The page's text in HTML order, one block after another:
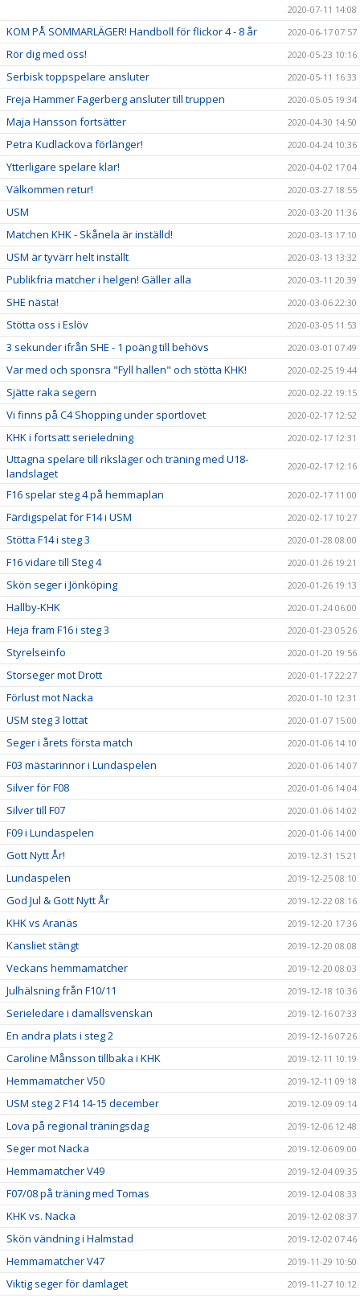
2020-07-11 14:08
KOM PÅ SOMMARLÄGER! Handboll för flickor 4 - 8 år 2020-06-17 07:57
Rör dig med oss! 2020-05-23 10:16
Serbisk toppspelare ansluter 2020-05-11 16:33
Freja Hammer Fagerberg ansluter till truppen 2020-05-05 19:34
Maja Hansson fortsätter 2020-04-30 14:50
Petra Kudlackova förlänger! 2020-04-24 10:36
Ytterligare spelare klar! 2020-04-02 17:04
Välkommen retur! 2020-03-27 18:55
USM 2020-03-20 11:36
Matchen KHK - Skånela är inställd! 2020-03-13 17:10
USM är tyvärr helt inställt 2020-03-13 13:32
Publikfria matcher i helgen! Gäller alla 2020-03-11 20:39
SHE nästa! 2020-03-06 22:30
Stötta oss i Eslöv 2020-03-05 11:53
3 sekunder ifrån SHE - 1 poäng till behövs 2020-03-01 07:49
Var med och sponsra "Fyll hallen" och stötta KHK! 2020-02-25 19:44
Sjätte raka segern 2020-02-22 19:15
Vi finns på C4 Shopping under sportlovet 2020-02-17 12:52
KHK i fortsatt serieledning 2020-02-17 12:31
Uttagna spelare till riksläger och träning med U18-
landslaget
2020-02-17 12:16
F16 spelar steg 4 på hemmaplan 2020-02-17 11:00
Färdigspelat för F14 i USM 2020-02-17 10:27
Stötta F14 i steg 3 2020-01-28 08:00
F16 vidare till Steg 4 2020-01-26 19:21
Skön seger i Jönköping 2020-01-26 19:13
Hallby-KHK 2020-01-24 06:00
Heja fram F16 i steg 3 2020-01-23 05:26
Styrelseinfo 2020-01-20 19:56
Storseger mot Drott 2020-01-17 22:27
Förlust mot Nacka 2020-01-10 12:31
USM steg 3 lottat 2020-01-07 15:00
Seger i årets första match 2020-01-06 14:10
F03 mästarinnor i Lundaspelen 2020-01-06 14:07
Silver för F08 2020-01-06 14:04
Silver till F07 2020-01-06 14:02
F09 i Lundaspelen 2020-01-06 14:00
Gott Nytt År! 2019-12-31 15:21
Lundaspelen 2019-12-25 08:10
God Jul & Gott Nytt År 2019-12-22 08:16
KHK vs Aranäs 2019-12-20 17:36
Kansliet stängt 2019-12-20 08:08
Veckans hemmamatcher 2019-12-20 08:03
Julhälsning från F10/11 2019-12-18 10:36
Serieledare i damallsvenskan 2019-12-16 07:33
En andra plats i steg 2 2019-12-16 07:26
Caroline Månsson tillbaka i KHK 2019-12-11 10:19
Hemmamatcher V50 2019-12-11 09:18
USM steg 2 F14 14-15 december 2019-12-09 09:14
Lova på regional träningsdag 2019-12-06 12:48
Seger mot Nacka 2019-12-06 09:00
Hemmamatcher V49 2019-12-04 09:35
F07/08 på träning med Tomas 2019-12-04 08:33
KHK vs. Nacka 2019-12-02 08:37
Skön vändning i Halmstad 2019-12-02 07:46
Hemmamatcher V47 2019-11-29 10:50
Viktig seger för damlaget 2019-11-27 10:12